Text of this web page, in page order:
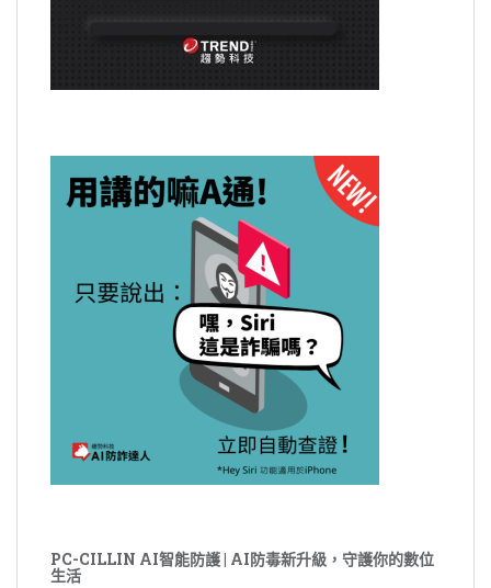
PC-CILLIN AI智能防護 | AI防毒新升級，守護你的數位
生活